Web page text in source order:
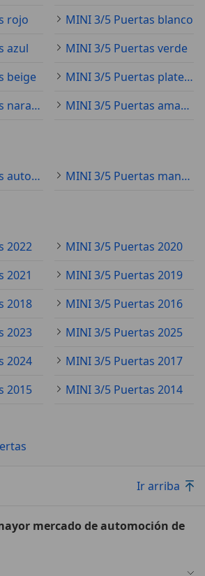
rojo
MINI 3/5 Puertas blanco
azul
MINI 3/5 Puertas verde
beige
MINI 3/5 Puertas plateado
MINI 3/5 Puertas naranja
MINI 3/5 Puertas amarillo
MINI 3/5 Puertas automático
MINI 3/5 Puertas manual
2022
MINI 3/5 Puertas 2020
2021
MINI 3/5 Puertas 2019
2018
MINI 3/5 Puertas 2016
2023
MINI 3/5 Puertas 2025
2024
MINI 3/5 Puertas 2017
2015
MINI 3/5 Puertas 2014
Ir arriba
mercado de automoción de